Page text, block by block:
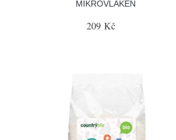
MIKROVLÁKEN
209 Kč